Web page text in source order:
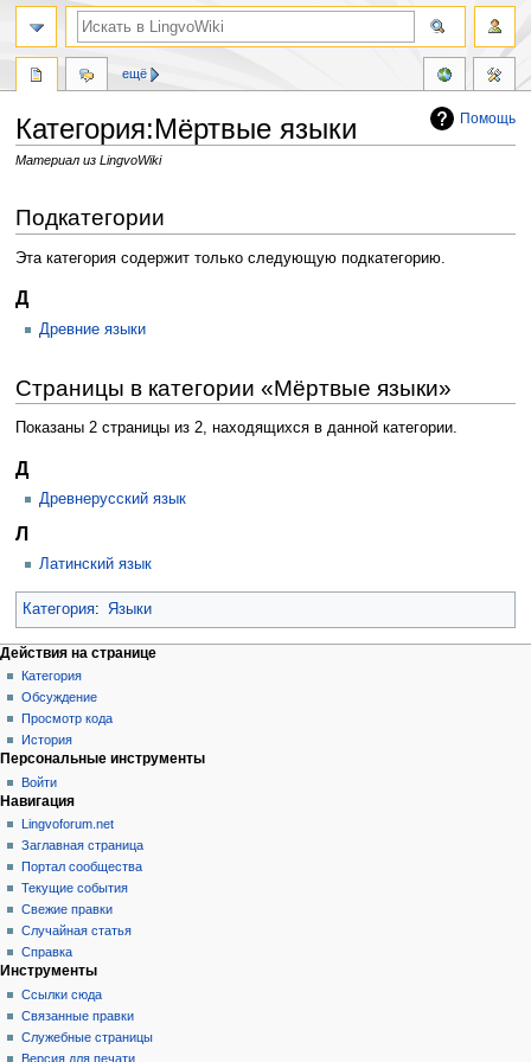
Помощь
Категория:Мёртвые языки
Материал из LingvoWiki
Подкатегории
Эта категория содержит только следующую подкатегорию.
Д
Древние языки
Страницы в категории «Мёртвые языки»
Показаны 2 страницы из 2, находящихся в данной категории.
Д
Древнерусский язык
Л
Латинский язык
Категория: Языки
Действия на странице
Категория
Обсуждение
Просмотр кода
История
ещё
Персональные инструменты
Войти
Навигация
Lingvoforum.net
Заглавная страница
Портал сообщества
Текущие события
Свежие правки
Случайная статья
Справка
Инструменты
Ссылки сюда
Связанные правки
Служебные страницы
Версия для печати